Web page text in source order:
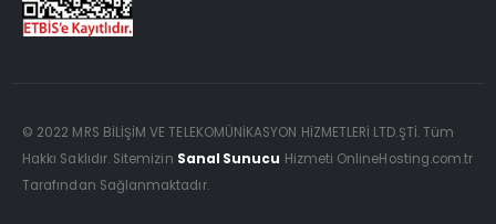
© 2022 MRS BİLİŞİM VE TELEKOMÜNİKASYON HİZMETLERİ LTD.ŞTİ. Tüm
Hakkı Saklıdır. Sitemizin Sanal Sunucu Hizmeti OnlineHosting.com.tr
Tarafından Sağlanmaktadır.